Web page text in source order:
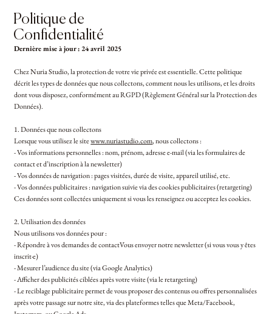
Politique de
Confidentialité
Dernière mise à jour : 24 avril 2025
Chez Nuria Studio, la protection de votre vie privée est essentielle. Cette politique
décrit les types de données que nous collectons, comment nous les utilisons, et les droits
dont vous disposez, conformément au RGPD (Règlement Général sur la Protection des
Données).
1. Données que nous collectons
Lorsque vous utilisez le sitewww.nuriastudio.com, nous collectons :
- Vos informations personnelles : nom, prénom, adresse e-mail (via les formulaires de
contact et d’inscription à la newsletter)
- Vos données de navigation : pages visitées, durée de visite, appareil utilisé, etc.
- Vos données publicitaires : navigation suivie via des cookies publicitaires (retargeting)
Ces données sont collectées uniquement si vous les renseignez ou acceptez les cookies.
2. Utilisation des données
Nous utilisons vos données pour :
- Répondre à vos demandes de contactVous envoyer notre newsletter (si vous vous y êtes
inscrit·e)
- Mesurer l’audience du site (via Google Analytics)
- Afficher des publicités ciblées après votre visite (via le retargeting)
- Le reciblage publicitaire permet de vous proposer des contenus ou offres personnalisées
après votre passage sur notre site, via des plateformes telles que Meta/Facebook,